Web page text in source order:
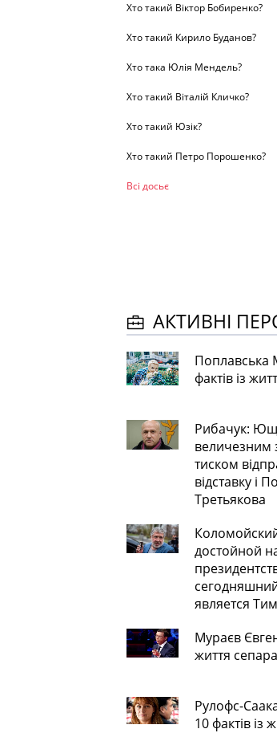
Хто такий Віктор Бобиренко?
Хто такий Кирило Буданов?
Хто така Юлія Мендель?
Хто такий Віталій Кличко?
Хто такий Юзік?
Хто такий Петро Порошенко?
Всі досьє
АКТИВНІ
Поплавська
фактів із
Рибачук:
величезним
тиском
відставку і
Третьякова
достойной
является
Мураєв
життя
Рулофс-
10 фактів із